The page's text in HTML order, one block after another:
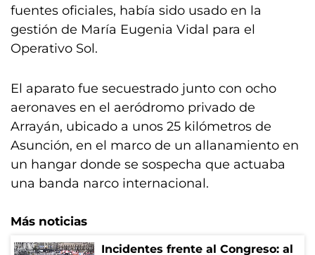
fuentes oficiales, había sido usado en la
gestión de María Eugenia Vidal para el
Operativo Sol.
El aparato fue secuestrado junto con ocho
aeronaves en el aeródromo privado de
Arrayán, ubicado a unos 25 kilómetros de
Asunción, en el marco de un allanamiento en
un hangar donde se sospecha que actuaba
una banda narco internacional.
Más noticias
Incidentes frente al Congreso: al